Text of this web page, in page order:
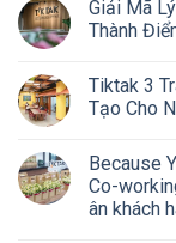
Giải Mã
Thành
Tiktak 3
Tạo Cho
Because
Co-
ân khách